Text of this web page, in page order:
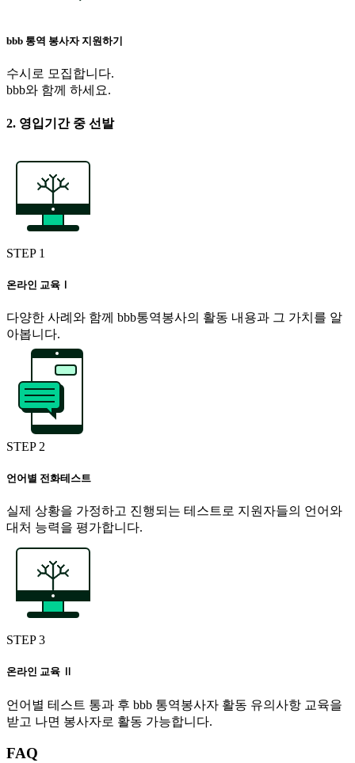
bbb 통역 봉사자 지원하기
수시로 모집합니다.
bbb와 함께 하세요.
2. 영입기간 중 선발
STEP 1
온라인 교육Ⅰ
다양한 사례와 함께 bbb통역봉사의 활동 내용과 그 가치를 알
아봅니다.
STEP 2
언어별 전화테스트
실제 상황을 가정하고 진행되는 테스트로 지원자들의 언어와
대처 능력을 평가합니다.
STEP 3
온라인 교육 Ⅱ
언어별 테스트 통과 후 bbb 통역봉사자 활동 유의사항 교육을
받고 나면 봉사자로 활동 가능합니다.
FAQ